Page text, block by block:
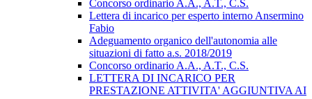
Concorso ordinario A.A., A.T., C.S.
Lettera di incarico per esperto interno Ansermino
Fabio
Adeguamento organico dell'autonomia alle
situazioni di fatto a.s. 2018/2019
Concorso ordinario A.A., A.T., C.S.
LETTERA DI INCARICO PER
PRESTAZIONE ATTIVITA' AGGIUNTIVA AI